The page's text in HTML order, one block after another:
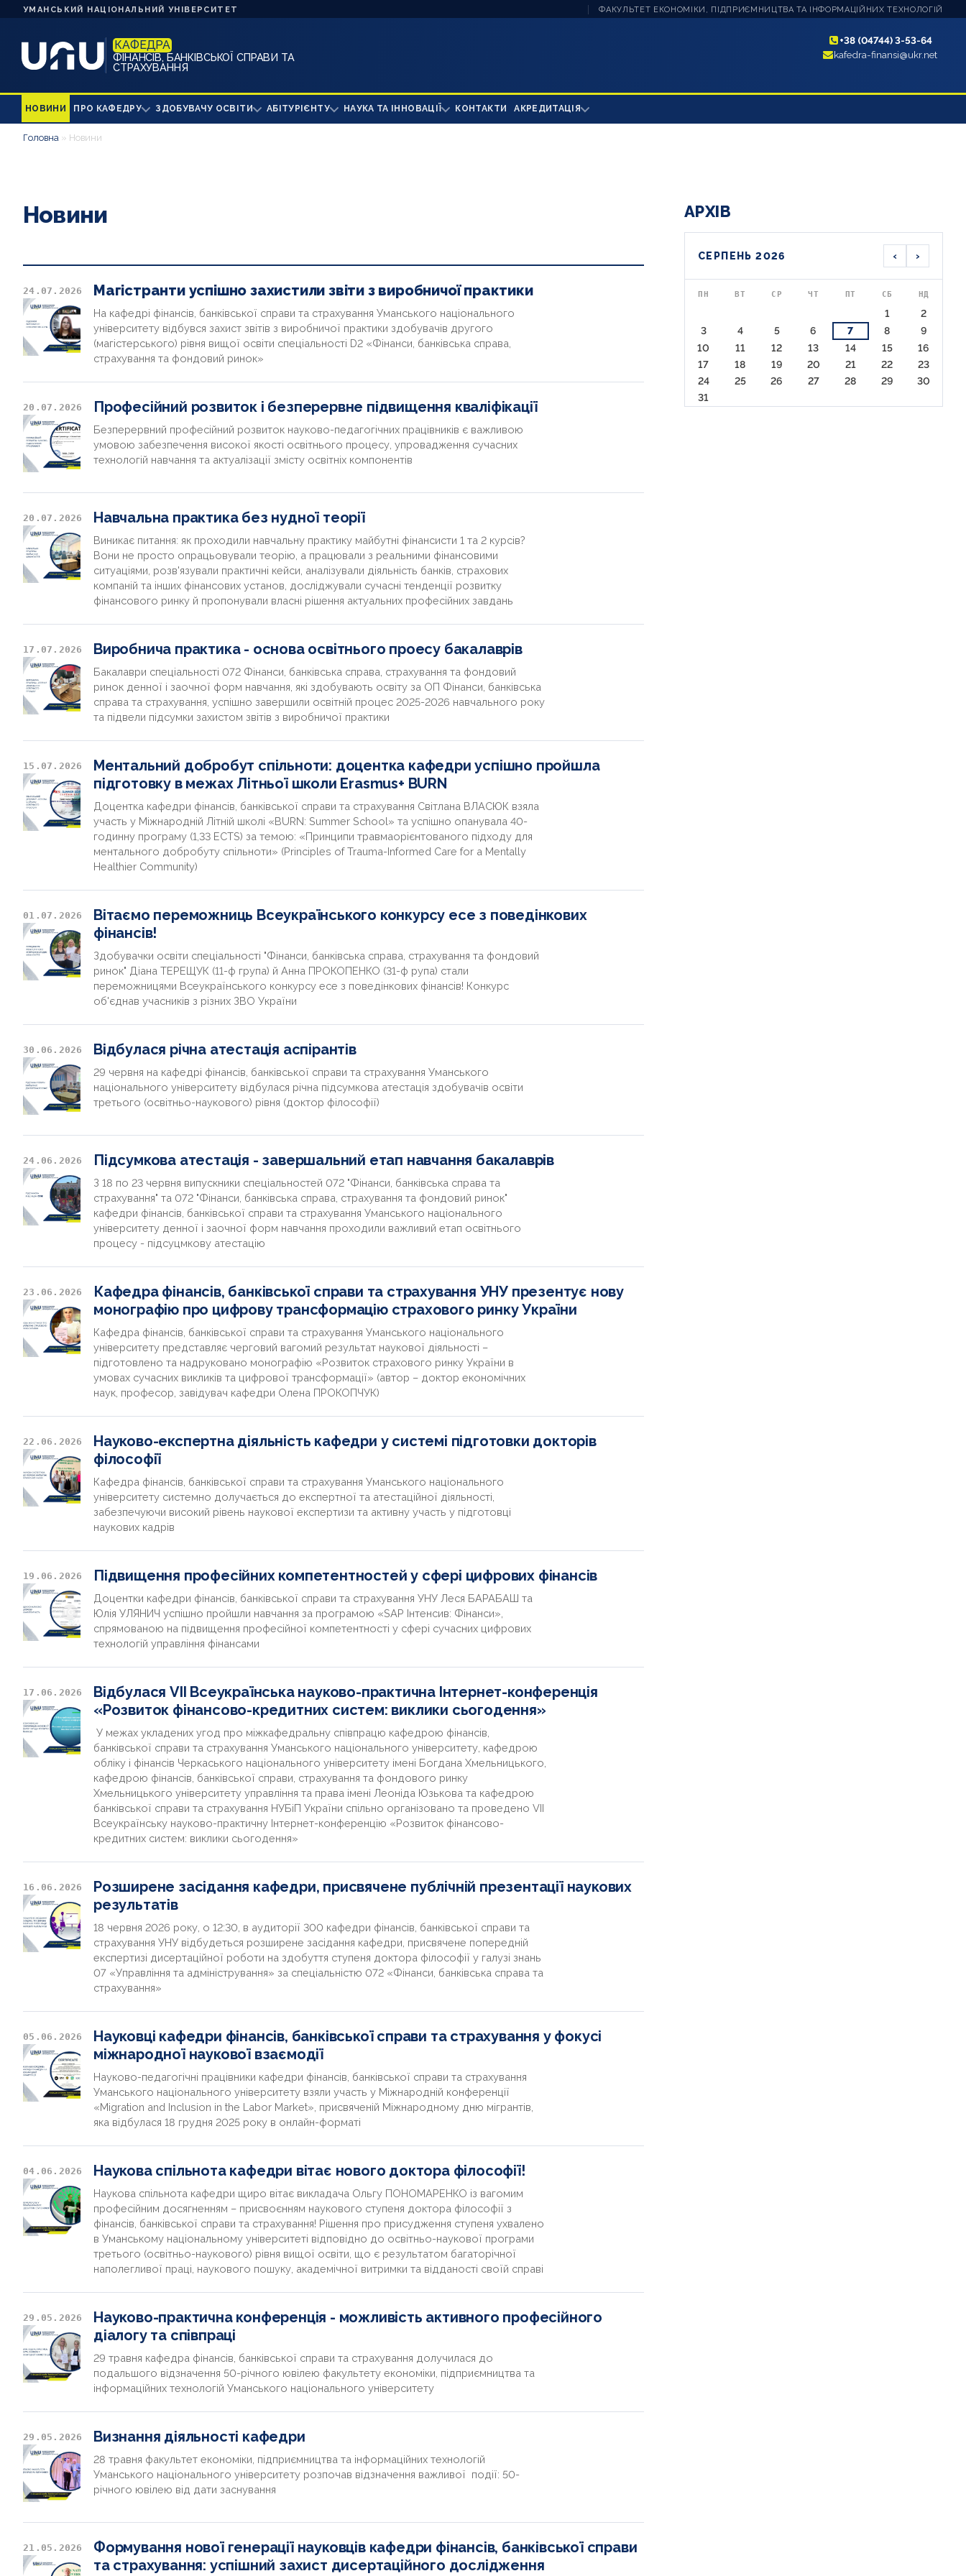
УМАНСЬКИЙ НАЦІОНАЛЬНИЙ УНІВЕРСИТЕТ ФАКУЛЬТЕТ ЕКОНОМІКИ, ПІДПРИЄМНИЦТВА ТА ІНФОРМАЦІЙНИХ ТЕХНОЛОГІЙ
КАФЕДРА
ФІНАНСІВ, БАНКІВСЬКОЇ СПРАВИ ТА
СТРАХУВАННЯ
+38 (04744) 3-53-64
kafedra-finansi@ukr.net
НОВИНИ ПРО КАФЕДРУ ЗДОБУВАЧУ ОСВІТИ АБІТУРІЄНТУ НАУКА ТА ІННОВАЦІЇ КОНТАКТИ АКРЕДИТАЦІЯ
Головна » Новини
Новини
24.07.2026 Магістранти успішно захистили звіти з виробничої практики
На кафедрі фінансів, банківської справи та страхування Уманського національного
університету відбувся захист звітів з виробничої практики здобувачів другого
(магістерського) рівня вищої освіти спеціальності D2 «Фінанси, банківська справа,
страхування та фондовий ринок»
20.07.2026 Професійний розвиток і безперервне підвищення кваліфікації
Безперервний професійний розвиток науково-педагогічних працівників є важливою
умовою забезпечення високої якості освітнього процесу, упровадження сучасних
технологій навчання та актуалізації змісту освітніх компонентів
20.07.2026 Навчальна практика без нудної теорії
Виникає питання: як проходили навчальну практику майбутні фінансисти 1 та 2 курсів?
Вони не просто опрацьовували теорію, а працювали з реальними фінансовими
ситуаціями, розв'язували практичні кейси, аналізували діяльність банків, страхових
компаній та інших фінансових установ, досліджували сучасні тенденції розвитку
фінансового ринку й пропонували власні рішення актуальних професійних завдань
17.07.2026 Виробнича практика - основа освітнього проесу бакалаврів
Бакалаври спеціальності 072 Фінанси, банківська справа, страхування та фондовий
ринок денної і заочної форм навчання, які здобувають освіту за ОП Фінанси, банківська
справа та страхування, успішно завершили освітній процес 2025-2026 навчального року
та підвели підсумки захистом звітів з виробничої практики
15.07.2026
Ментальний добробут спільноти: доцентка кафедри успішно пройшла
підготовку в межах Літньої школи Erasmus+ BURN
Доцентка кафедри фінансів, банківської справи та страхування Світлана ВЛАСЮК взяла
участь у Міжнародній Літній школі «BURN: Summer School» та успішно опанувала 40-
годинну програму (1,33 ECTS) за темою: «Принципи травмаорієнтованого підходу для
ментального добробуту спільноти» (Principles of Trauma-Informed Care for a Mentally
Healthier Community)
01.07.2026
Вітаємо переможниць Всеукраїнського конкурсу есе з поведінкових
фінансів!
Здобувачки освіти спеціальності "Фінанси, банківська справа, страхування та фондовий
ринок" Діана ТЕРЕЩУК (11-ф група) й Анна ПРОКОПЕНКО (31-ф рупа) стали
переможницями Всеукраїнського конкурсу есе з поведінкових фінансів! Конкурс
об'єднав учасників з різних ЗВО України
30.06.2026 Відбулася річна атестація аспірантів
29 червня на кафедрі фінансів, банківської справи та страхування Уманського
національного університету відбулася річна підсумкова атестація здобувачів освіти
третього (освітньо-наукового) рівня (доктор філософії)
24.06.2026 Підсумкова атестація - завершальний етап навчання бакалаврів
З 18 по 23 червня випускники спеціальностей 072 "Фінанси, банківська справа та
страхування" та 072 "Фінанси, банківська справа, страхування та фондовий ринок"
кафедри фінансів, банківської справи та страхування Уманського національного
університету денної і заочної форм навчання проходили важливий етап освітнього
процесу - підсуцмкову атестацію
23.06.2026
Кафедра фінансів, банківської справи та страхування УНУ презентує нову
монографію про цифрову трансформацію страхового ринку України
Кафедра фінансів, банківської справи та страхування Уманського національного
університету представляє черговий вагомий результат наукової діяльності –
підготовлено та надруковано монографію «Розвиток страхового ринку України в
умовах сучасних викликів та цифрової трансформації» (автор – доктор економічних
наук, професор, завідувач кафедри Олена ПРОКОПЧУК)
22.06.2026
Науково-експертна діяльність кафедри у системі підготовки докторів
філософії
Кафедра фінансів, банківської справи та страхування Уманського національного
університету системно долучається до експертної та атестаційної діяльності,
забезпечуючи високий рівень наукової експертизи та активну участь у підготовці
наукових кадрів
19.06.2026 Підвищення професійних компетентностей у сфері цифрових фінансів
Доцентки кафедри фінансів, банківської справи та страхування УНУ Леся БАРАБАШ та
Юлія УЛЯНИЧ успішно пройшли навчання за програмою «SAP Інтенсив: Фінанси»,
спрямованою на підвищення професійної компетентності у сфері сучасних цифрових
технологій управління фінансами
17.06.2026
Відбулася VIІ Всеукраїнська науково-практична Інтернет-конференція
«Розвиток фінансово-кредитних систем: виклики сьогодення»
У межах укладених угод про міжкафедральну співпрацю кафедрою фінансів,
банківської справи та страхування Уманського національного університету, кафедрою
обліку і фінансів Черкаського національного університету імені Богдана Хмельницького,
кафедрою фінансів, банківської справи, страхування та фондового ринку
Хмельницького університету управління та права імені Леоніда Юзькова та кафедрою
банківської справи та страхування НУБіП України спільно організовано та проведено VIІ
Всеукраїнську науково-практичну Інтернет-конференцію «Розвиток фінансово-
кредитних систем: виклики сьогодення»
16.06.2026
Розширене засідання кафедри, присвячене публічній презентації наукових
результатів
18 червня 2026 року, о 12:30, в аудиторії 300 кафедри фінансів, банківської справи та
страхування УНУ відбудеться розширене засідання кафедри, присвячене попередній
експертизі дисертаційної роботи на здобуття ступеня доктора філософії у галузі знань
07 «Управління та адміністрування» за спеціальністю 072 «Фінанси, банківська справа та
страхування»
05.06.2026
Науковці кафедри фінансів, банківської справи та страхування у фокусі
міжнародної наукової взаємодії
Науково-педагогічні працівники кафедри фінансів, банківської справи та страхування
Уманського національного університету взяли участь у Міжнародній конференції
«Migration and Inclusion in the Labor Market», присвяченій Міжнародному дню мігрантів,
яка відбулася 18 грудня 2025 року в онлайн-форматі
04.06.2026 Наукова спільнота кафедри вітає нового доктора філософії!
Наукова спільнота кафедри щиро вітає викладача Ольгу ПОНОМАРЕНКО із вагомим
професійним досягненням – присвоєнням наукового ступеня доктора філософії з
фінансів, банківської справи та страхування! Рішення про присудження ступеня ухвалено
в Уманському національному університеті відповідно до освітньо-наукової програми
третього (освітньо-наукового) рівня вищої освіти, що є результатом багаторічної
наполегливої праці, наукового пошуку, академічної витримки та відданості своїй справі
29.05.2026
Науково-практична конференція - можливість активного професійного
діалогу та співпраці
29 травня кафедра фінансів, банківської справи та страхування долучилася до
подальшого відзначення 50-річного ювілею факультету економіки, підприємництва та
інформаційних технологій Уманського національного університету
29.05.2026 Визнання діяльності кафедри
28 травня факультет економіки, підприємництва та інформаційних технологій
Уманського національного університету розпочав відзначення важливої події: 50-
річного ювілею від дати заснування
21.05.2026
Формування нової генерації науковців кафедри фінансів, банківської справи
та страхування: успішний захист дисертаційного дослідження
АРХІВ
СЕРПЕНЬ 2026 ‹ ›
ПН ВТ СР ЧТ ПТ СБ НД
1
2
3
4 5 6 7 8
9
10
11 12 13 14 15
16
17
18 19 20 21 22
23
24
25 26 27 28 29
30
31